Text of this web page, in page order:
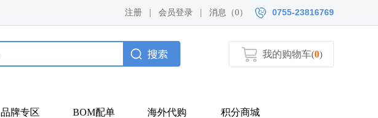
0755-23816769
注册 会员登录 消息（0）
我的购物车(0)
品牌专区 BOM配单 海外代购 积分商城